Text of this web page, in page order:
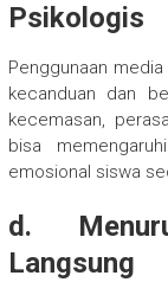
Psikologis
Penggunaan
kecanduan dan
kecemasan,
bisa
emosional siswa
d.
Langsung